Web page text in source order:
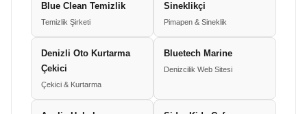
Blue Clean Temizlik
Temizlik Şirketi
Sineklikçi
Pimapen & Sineklik
Denizli Oto Kurtarma
Çekici
Çekici & Kurtarma
Bluetech Marine
Denizcilik Web Sitesi